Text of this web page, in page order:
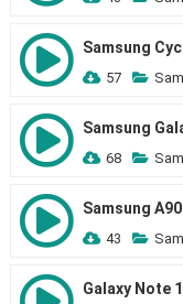
Samsung
57
Samsung
68
Samsung
43
Galaxy Note